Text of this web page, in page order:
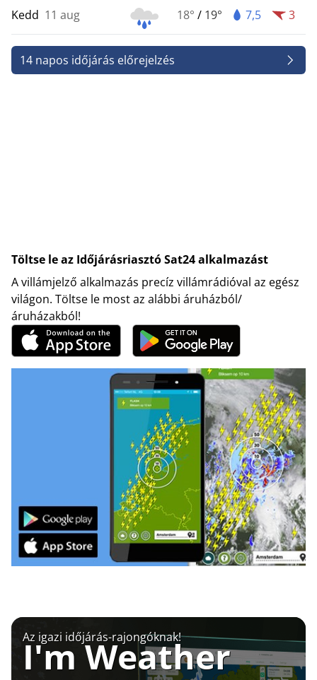
Kedd 11 aug 18° / 19° 7,5 3
14 napos időjárás előrejelzés
Töltse le az Időjárásriasztó Sat24 alkalmazást
A villámjelző alkalmazás precíz villámrádióval az egész
világon. Töltse le most az alábbi áruházból/
áruházakból!
Az igazi időjárás-rajongóknak!
I'm Weather